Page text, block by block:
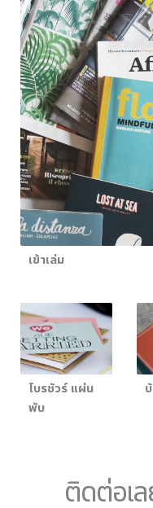
เข้าเล่ม
โบรชัวร์ แผ่น
พับ
ติดต่อเ